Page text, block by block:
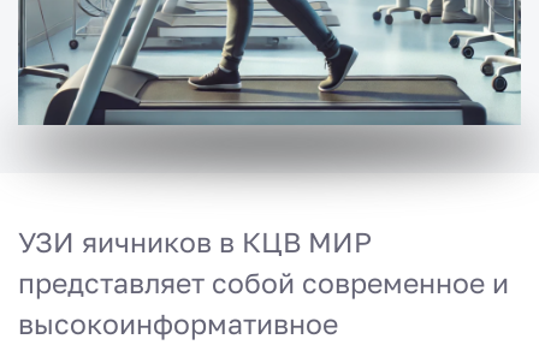
УЗИ яичников в КЦВ МИР
представляет собой современное и
высокоинформативное